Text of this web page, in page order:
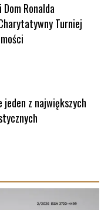
Ronalda
Turniej
jeden z największych